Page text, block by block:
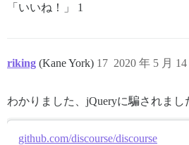
「いいね！」 1
riking (Kane York) 2020 年 5 月
17
わかりました、jQueryに騙されまし
github.com/discourse/discourse